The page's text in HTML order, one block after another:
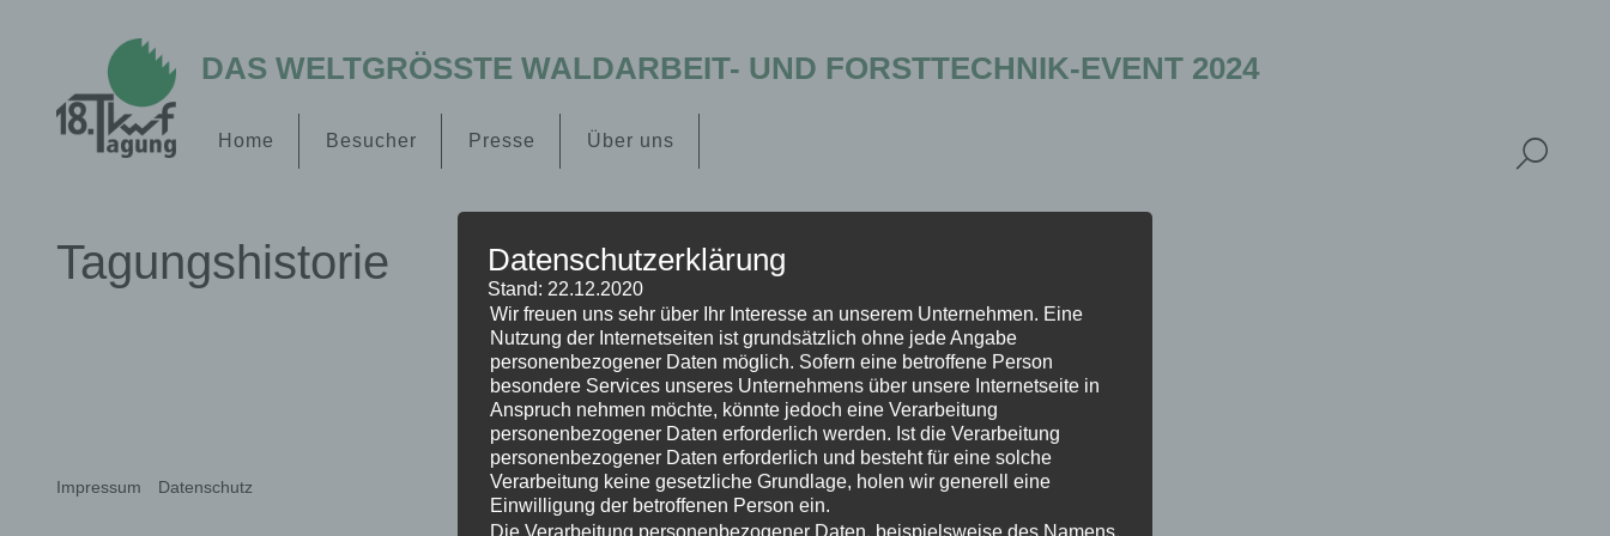
DAS WELTGRÖSSTE WALDARBEIT- UND FORSTTECHNIK-EVENT 2024
Home Besucher Presse Über uns
Tagungshistorie
16. KWF-Tagung 2012 – Bopfingen
Faszination Forstwirtschaft – durch
Zusammenarbeit gewinnen 534 Aussteller und
50.306 Besucher aus 26 Ländern weltweit Die
16 KWF-Tagung ist Geschichte. Sie ist ein
Riesenerfolg gewesen. Wir hatten schon bei der
17. KWF-Tagung 2016 – Roding
Wälder-Menschen-Märkte – Forstwirtschaft nutzt
natürlich 551 Aussteller und 51.000 Besucher aus
24 Ländern weltweit Foren/ Sonderschauen
2016 Fachexkursionen 2016 EXPO 2016
Forenprogramm Forenprogramm Tab Content
Impressum Datenschutz
Datenschutzerklärung
Stand: 22.12.2020
Wir freuen uns sehr über Ihr Interesse an unserem Unternehmen. Eine
Nutzung der Internetseiten ist grundsätzlich ohne jede Angabe
personenbezogener Daten möglich. Sofern eine betroffene Person
besondere Services unseres Unternehmens über unsere Internetseite in
Anspruch nehmen möchte, könnte jedoch eine Verarbeitung
personenbezogener Daten erforderlich werden. Ist die Verarbeitung
personenbezogener Daten erforderlich und besteht für eine solche
Verarbeitung keine gesetzliche Grundlage, holen wir generell eine
Einwilligung der betroffenen Person ein.
Die Verarbeitung personenbezogener Daten, beispielsweise des Namens,